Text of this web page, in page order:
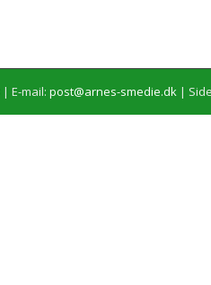
| E-mail:post@arnes-smedie.dk |